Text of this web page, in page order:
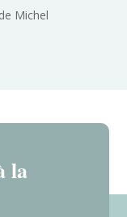
Michel
la